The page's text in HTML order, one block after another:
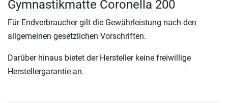
Gymnastikmatte Coronella 200
Für Endverbraucher gilt die Gewährleistung nach den
allgemeinen gesetzlichen Vorschriften.
Darüber hinaus bietet der Hersteller keine freiwillige
Herstellergarantie an.